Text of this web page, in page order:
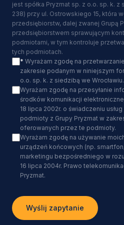
jest spółka Pryzmat sp. z o.o. sp. k. z
238) przy ul. Ostrowskiego 15, która
przedsiębiorstw, dalej zwanej Grupą
przedsiębiorstwem sprawującym
podmiotami, w tym kontroluje
tych podmiotach.
* Wyrażam zgodę na
zakresie podanym w niniejszym
o.o. sp. k. z siedzibą we Wrocławiu.
Wyrażam zgodę na przesyłanie
środków komunikacji
18 lipca 2002r. o świadczeniu
podmioty z Grupy Pryzmat w
oferowanych przez te podmioty.
Wyrażam zgodę na używanie
urządzeń końcowych (np.
marketingu bezpośredniego w
16 lipca 2004r. Prawo
Pryzmat.
Wyślij zapytanie